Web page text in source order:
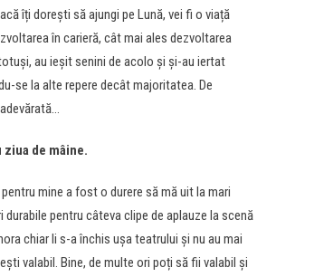
îți dorești să ajungi pe Lună, vei fi o viață
în carieră, cât mai ales dezvoltarea
au ieșit senini de acolo și și-au iertat
se la alte repere decât majoritatea. De
de mâine.
mine a fost o durere să mă uit la mari
pentru câteva clipe de aplauze la scenă
chiar li s-a închis ușa teatrului și nu au mai
valabil. Bine, de multe ori poți să fii valabil și